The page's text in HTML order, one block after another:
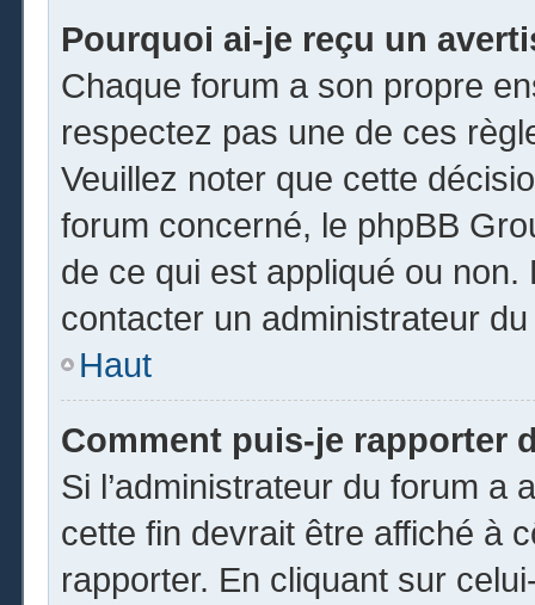
Pourquoi ai-je reçu un
Chaque forum a son propre
respectez pas une de ces
Veuillez noter que cette
forum concerné, le phpBB
de ce qui est appliqué ou non.
contacter un administrateur
Haut
Comment puis-je rapporter
Si l’administrateur du forum a
cette fin devrait être affiché à
rapporter. En cliquant sur